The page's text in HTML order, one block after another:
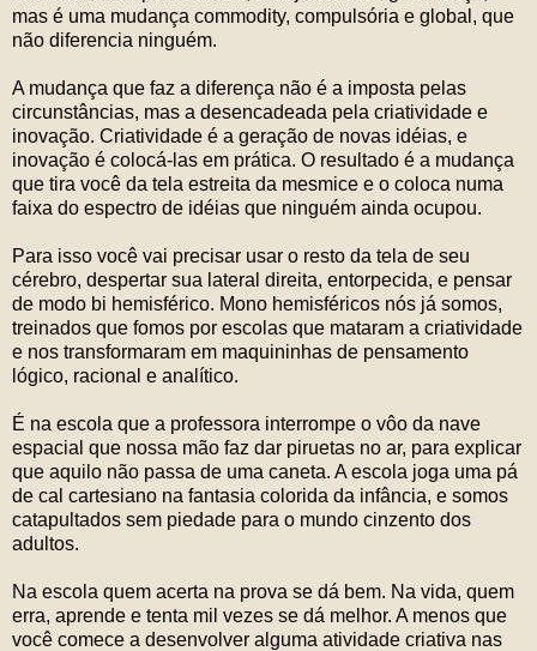
mas é uma mudança commodity, compulsória e global, que
não diferencia ninguém.
A mudança que faz a diferença não é a imposta pelas
circunstâncias, mas a desencadeada pela criatividade e
inovação. Criatividade é a geração de novas idéias, e
inovação é colocá-las em prática. O resultado é a mudança
que tira você da tela estreita da mesmice e o coloca numa
faixa do espectro de idéias que ninguém ainda ocupou.
Para isso você vai precisar usar o resto da tela de seu
cérebro, despertar sua lateral direita, entorpecida, e pensar
de modo bi hemisférico. Mono hemisféricos nós já somos,
treinados que fomos por escolas que mataram a criatividade
e nos transformaram em maquininhas de pensamento
lógico, racional e analítico.
É na escola que a professora interrompe o vôo da nave
espacial que nossa mão faz dar piruetas no ar, para explicar
que aquilo não passa de uma caneta. A escola joga uma pá
de cal cartesiano na fantasia colorida da infância, e somos
catapultados sem piedade para o mundo cinzento dos
adultos.
Na escola quem acerta na prova se dá bem. Na vida, quem
erra, aprende e tenta mil vezes se dá melhor. A menos que
você comece a desenvolver alguma atividade criativa nas